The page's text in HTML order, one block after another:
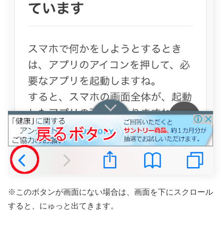
※このボタンが画面にない場合は、画面を下にスクロール
すると、にゅっと出てきます。